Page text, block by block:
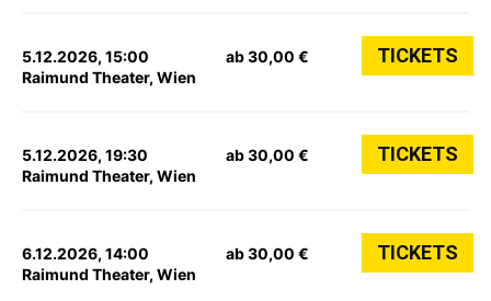
5.12.2026, 15:00
Raimund Theater, Wien
ab 30,00 € TICKETS
5.12.2026, 19:30
Raimund Theater, Wien
ab 30,00 € TICKETS
6.12.2026, 14:00
Raimund Theater, Wien
ab 30,00 € TICKETS